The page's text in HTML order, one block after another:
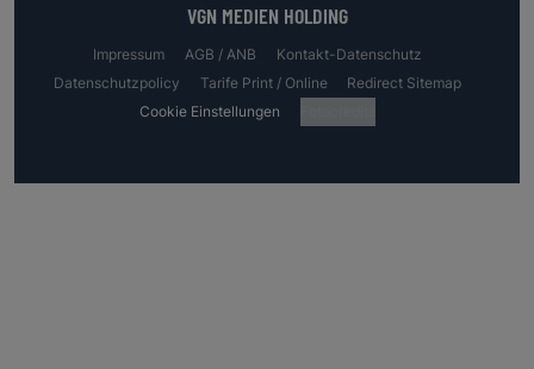
VGN MEDIEN HOLDING
Impressum AGB / ANB
Kontakt-Datenschutz
Datenschutzpolicy
Tarife Print / Online
Redirect Sitemap
Cookie Einstellungen